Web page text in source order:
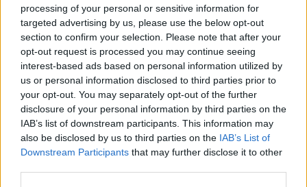
processing of your personal or sensitive information for
targeted advertising by us, please use the below opt-out
section to confirm your selection. Please note that after your
opt-out request is processed you may continue seeing
interest-based ads based on personal information utilized by
us or personal information disclosed to third parties prior to
your opt-out. You may separately opt-out of the further
disclosure of your personal information by third parties on the
IAB’s list of downstream participants. This information may
also be disclosed by us to third parties on the IAB’s List of
Downstream Participants that may further disclose it to other